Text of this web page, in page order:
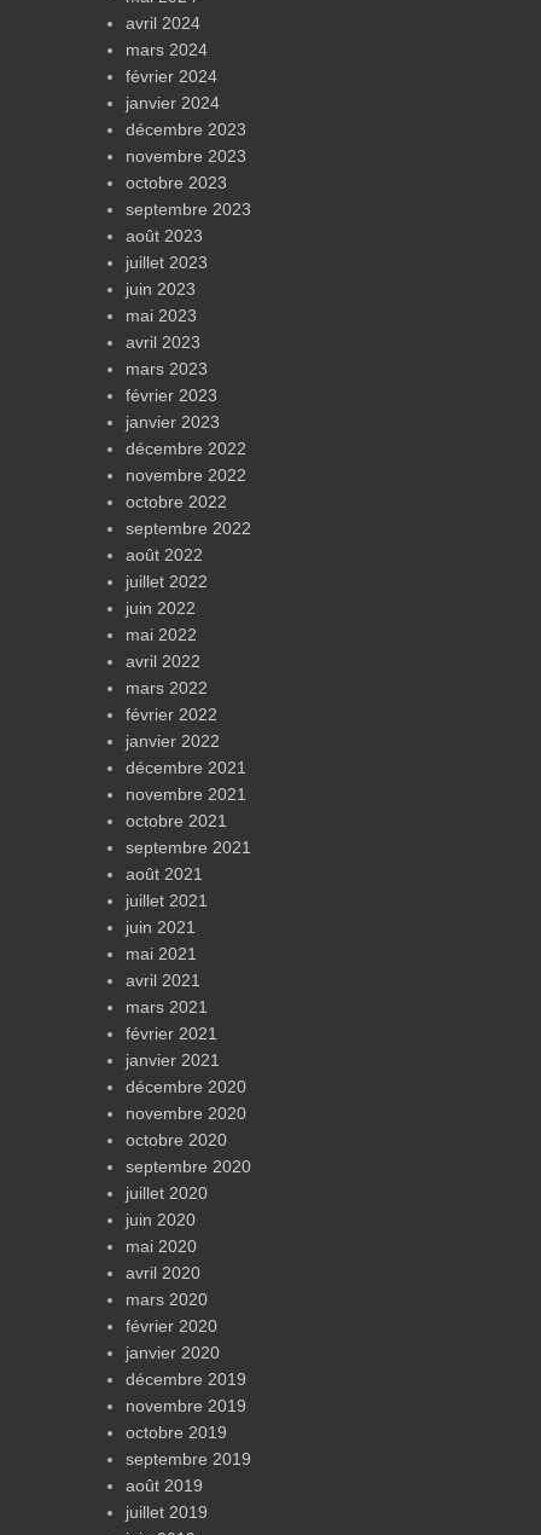
avril 2024
mars 2024
février 2024
janvier 2024
décembre 2023
novembre 2023
octobre 2023
septembre 2023
août 2023
juillet 2023
juin 2023
mai 2023
avril 2023
mars 2023
février 2023
janvier 2023
décembre 2022
novembre 2022
octobre 2022
septembre 2022
août 2022
juillet 2022
juin 2022
mai 2022
avril 2022
mars 2022
février 2022
janvier 2022
décembre 2021
novembre 2021
octobre 2021
septembre 2021
août 2021
juillet 2021
juin 2021
mai 2021
avril 2021
mars 2021
février 2021
janvier 2021
décembre 2020
novembre 2020
octobre 2020
septembre 2020
juillet 2020
juin 2020
mai 2020
avril 2020
mars 2020
février 2020
janvier 2020
décembre 2019
novembre 2019
octobre 2019
septembre 2019
août 2019
juillet 2019